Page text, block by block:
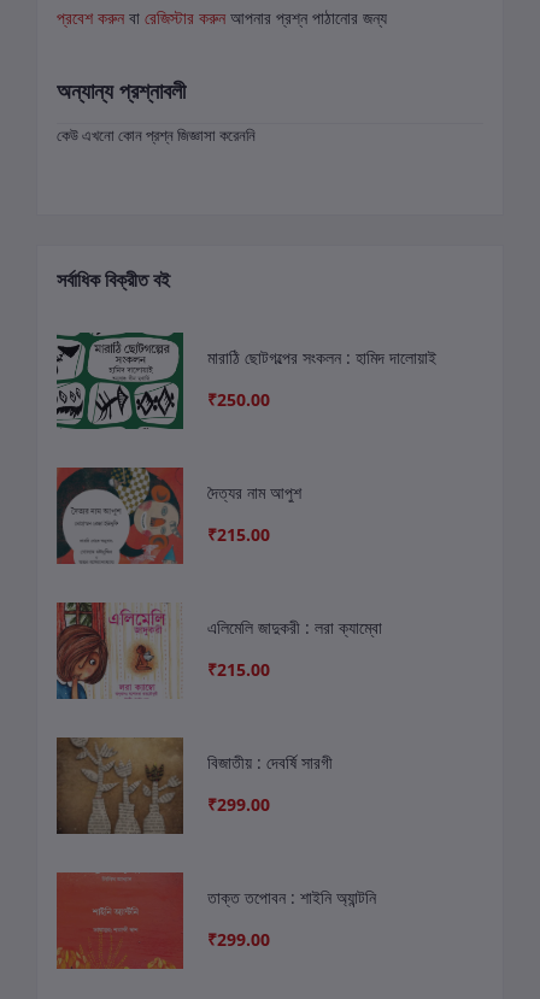
প্রবেশ করুন বা রেজিস্টার করুন আপনার প্রশ্ন পাঠানোর জন্য
অন্যান্য প্রশ্নাবলী
কেউ এখনো কোন প্রশ্ন জিজ্ঞাসা করেননি
সর্বাধিক বিক্রীত বই
মারাঠি ছোটগল্পের সংকলন : হামিদ দালোয়াই
₹250.00
দৈত্যর নাম আপুশ
₹215.00
এলিমেলি জাদুকরী : লরা ক্যাম্বো
₹215.00
বিজাতীয় : দেবর্ষি সারগী
₹299.00
তাক্ত তপোবন : শাইনি অ্যান্টনি
₹299.00